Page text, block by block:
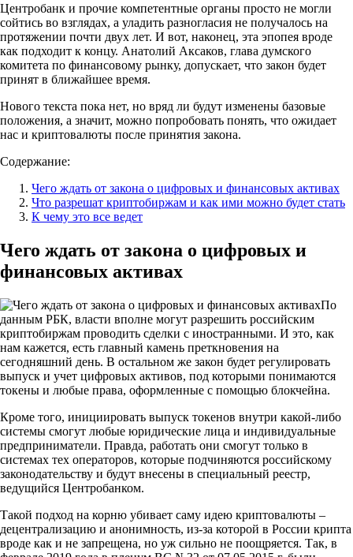
Центробанк и прочие компетентные органы просто не могли
сойтись во взглядах, а уладить разногласия не получалось на
протяжении почти двух лет. И вот, наконец, эта эпопея вроде
как подходит к концу. Анатолий Аксаков, глава думского
комитета по финансовому рынку, допускает, что закон будет
принят в ближайшее время.
Нового текста пока нет, но вряд ли будут изменены базовые
положения, а значит, можно попробовать понять, что ожидает
нас и криптовалюты после принятия закона.
Содержание:
Чего ждать от закона о цифровых и финансовых активах
Что разрешат криптобиржам и как ими можно будет стать
К чему это все ведет
Чего ждать от закона о цифровых и
финансовых активах
По
данным РБК, власти вполне могут разрешить российским
криптобиржам проводить сделки с иностранными. И это, как
нам кажется, есть главный камень преткновения на
сегодняшний день. В остальном же закон будет регулировать
выпуск и учет цифровых активов, под которыми понимаются
токены и любые права, оформленные с помощью блокчейна.
Кроме того, инициировать выпуск токенов внутри какой-либо
системы смогут любые юридические лица и индивидуальные
предприниматели. Правда, работать они смогут только в
системах тех операторов, которые подчиняются российскому
законодательству и будут внесены в специальный реестр,
ведущийся Центробанком.
Такой подход на корню убивает саму идею криптовалюты –
децентрализацию и анонимность, из-за которой в России крипта
вроде как и не запрещена, но уж сильно не поощряется. Так, в